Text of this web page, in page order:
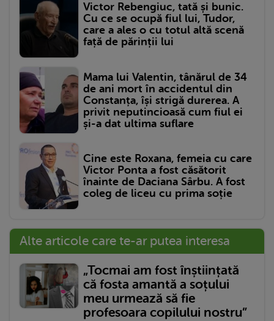
Victor Rebengiuc, tată și bunic.
Cu ce se ocupă fiul lui, Tudor,
care a ales o cu totul altă scenă
față de părinții lui
Mama lui Valentin, tânărul de 34
de ani mort în accidentul din
Constanța, își strigă durerea. A
privit neputincioasă cum fiul ei
și-a dat ultima suflare
Cine este Roxana, femeia cu care
Victor Ponta a fost căsătorit
înainte de Daciana Sârbu. A fost
coleg de liceu cu prima soție
Alte articole care te-ar putea interesa
„Tocmai am fost înștiințată
că fosta amantă a soțului
meu urmează să fie
profesoara copilului nostru”